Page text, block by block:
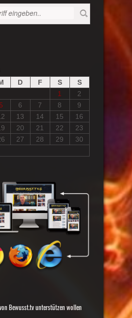
D F S
S
1
2
5 6 7 8
9
13 14 15
16
20 21 22
23
27 28 29
30
Bewusst.tv unterstützen wollen